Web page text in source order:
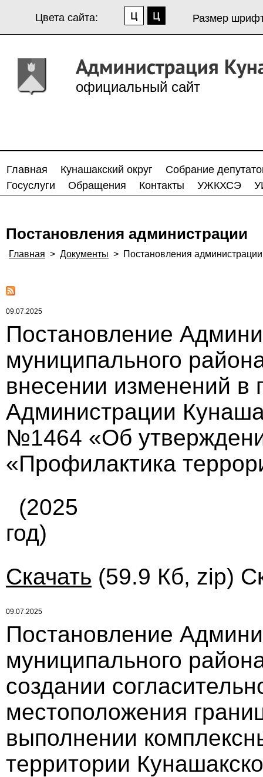
Цвета сайта: Размер
официальный сайт
Главная Кунашакский округ
Собрание
Госуслуги
Обращения Контакты УЖКХСЭ
Постановления администрации
Главная > Документы > Постановления администрации
09.07.2025
Постановление
муниципального
внесении изменений в
Администрации
№1464 «Об
«Профилактика
(2025
год)
Скачать (59.9 Кб, zip)
09.07.2025
Постановление
муниципального
создании
местоположения
выполнении
территории